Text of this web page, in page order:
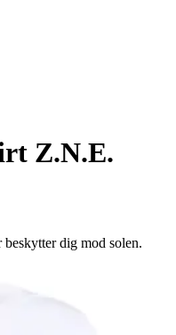
Z.N.E.
dig mod solen.